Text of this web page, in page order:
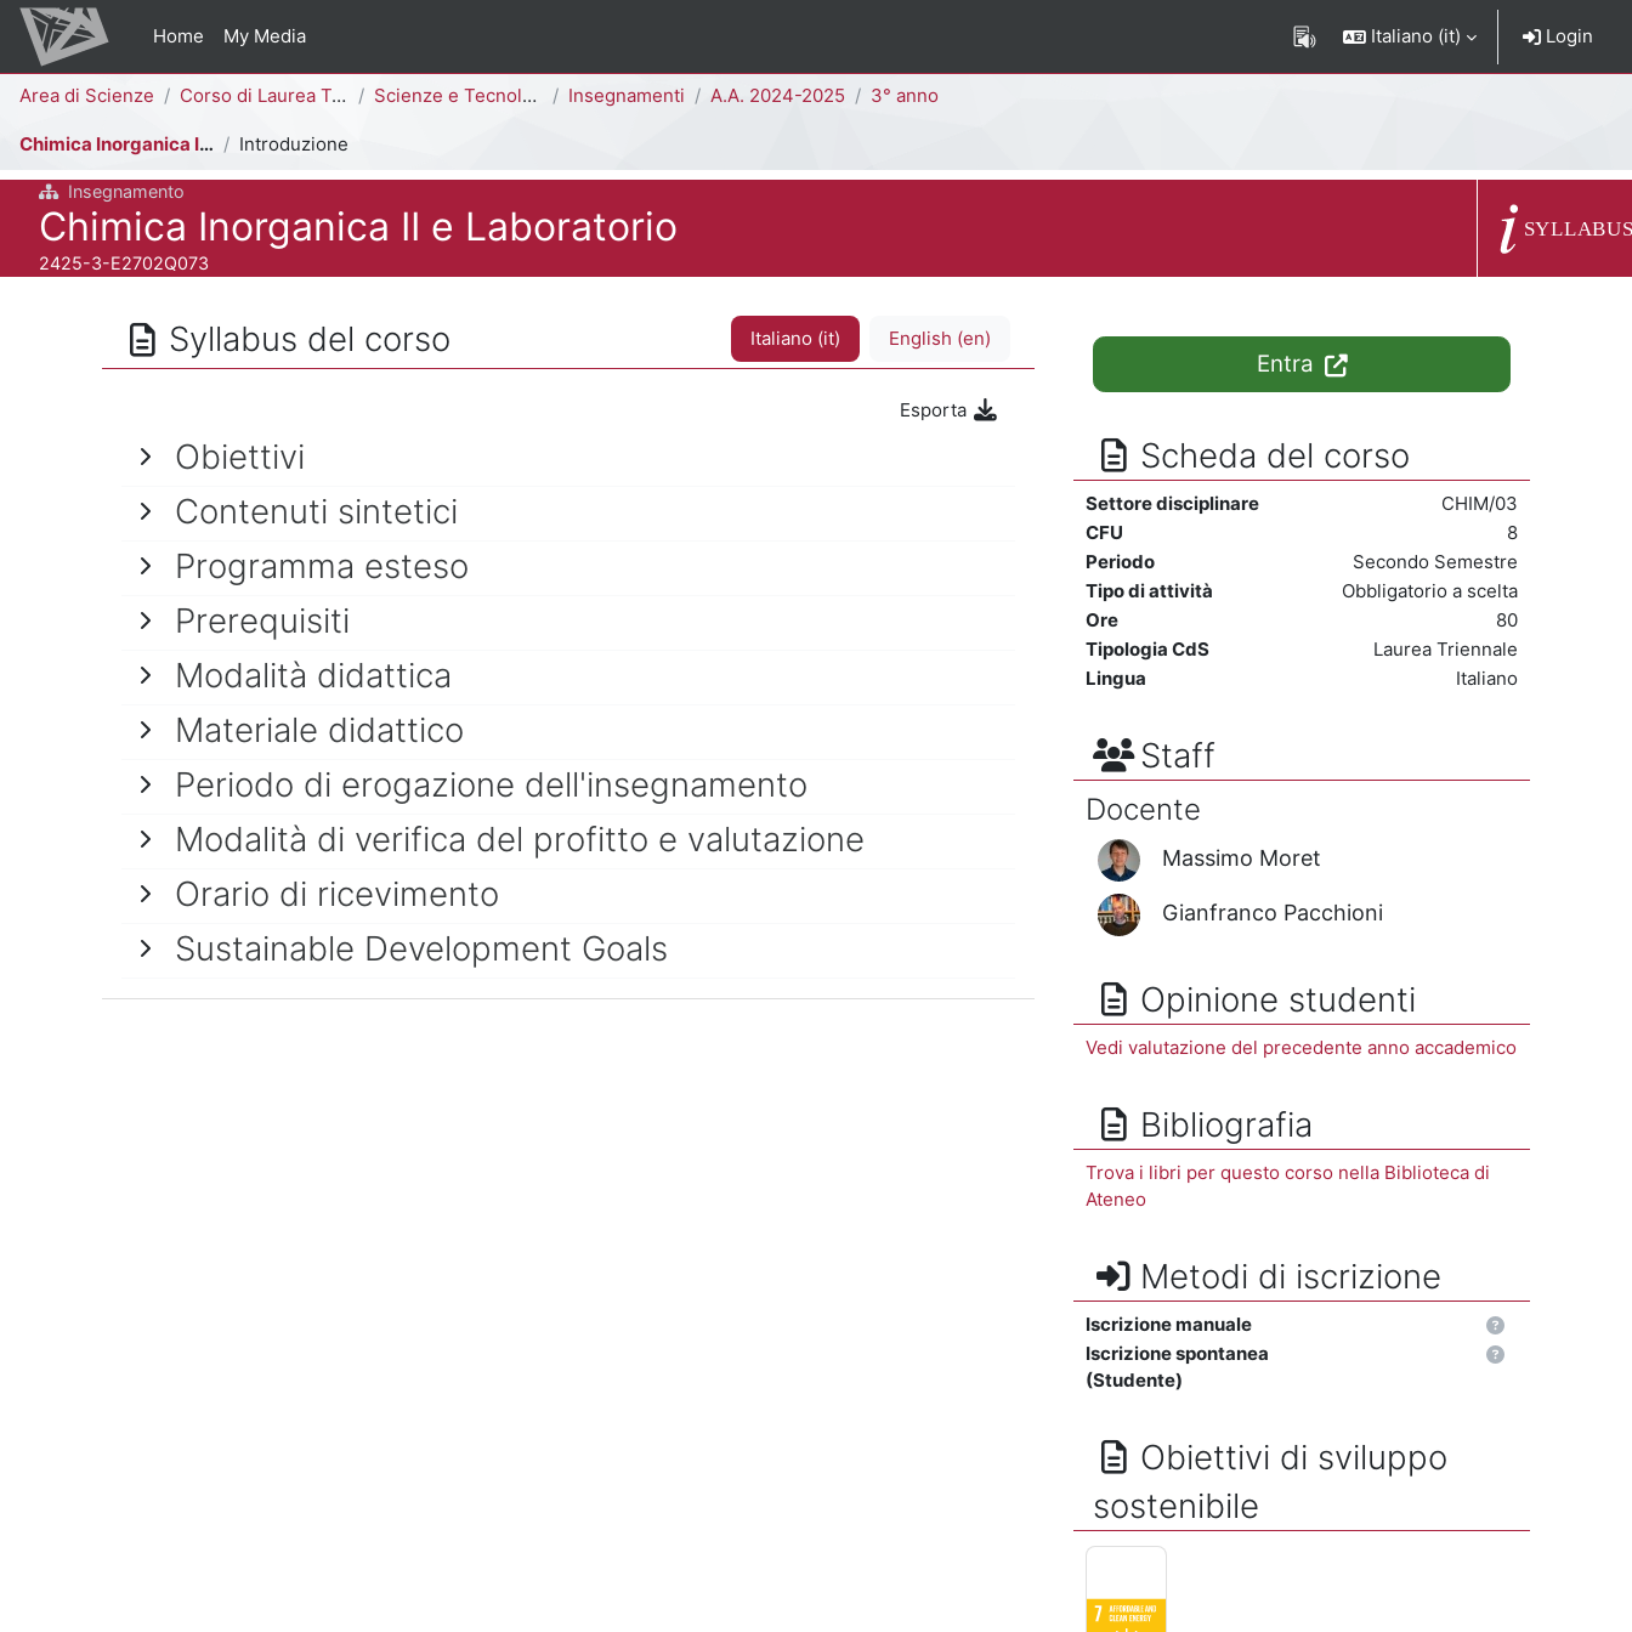
Vai al contenuto principale
Home
My Media Italiano ‎(it)‎ Login
Percorso della pagina
Area di Scienze Corso di Laurea Triennale Scienze e Tecnologie Chimiche [E2703Q - E2702Q] Insegnamenti A.A. 2024-2025 3° anno
Chimica Inorganica II e Laboratorio Introduzione
Insegnamento
Titolo del corso
Chimica Inorganica II e Laboratorio
Codice identificativo del corso
2425-3-E2702Q073
Descrizione del
SYLLABUS
Syllabus del corso Italiano ‎(it)‎ English ‎(en)‎
Esporta
Obiettivi
Contenuti sintetici
Programma esteso
Prerequisiti
Modalità didattica
Materiale didattico
Periodo di erogazione dell'insegnamento
Modalità di verifica del profitto e valutazione
Orario di ricevimento
Sustainable Development Goals
Entra
Scheda del corso
Settore disciplinare
CHIM/03
CFU
8
Periodo
Secondo Semestre
Tipo di attività
Obbligatorio a scelta
Ore
80
Tipologia CdS
Laurea Triennale
Lingua
Italiano
Staff
Docente
Massimo Moret
Gianfranco Pacchioni
Opinione studenti
Vedi valutazione del precedente anno accademico
Bibliografia
Trova i libri per questo corso nella Biblioteca di
Ateneo
Metodi di iscrizione
Iscrizione manuale
Iscrizione spontanea
(Studente)
Obiettivi di sviluppo
sostenibile